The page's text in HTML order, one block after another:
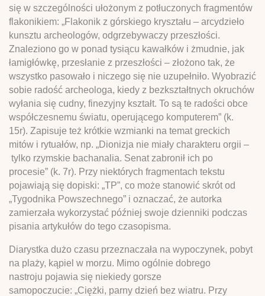
się w szczególności ułożonym z potłuczonych fragmentów
flakonikiem: „Flakonik z górskiego kryształu – arcydzieło
kunsztu archeologów, odgrzebywaczy przeszłości.
Znaleziono go w ponad tysiącu kawałków i żmudnie, jak
łamigłówkę, przesłanie z przeszłości – złożono tak, że
wszystko pasowało i niczego się nie uzupełniło. Wyobrazić
sobie radość archeologa, kiedy z bezkształtnych okruchów
wyłania się cudny, finezyjny kształt. To są te radości obce
współczesnemu światu, operującego komputerem” (k.
15r). Zapisuje też krótkie wzmianki na temat greckich
mitów i rytuałów, np. „Dionizja nie miały charakteru orgii –
tylko rzymskie bachanalia. Senat zabronił ich po
procesie” (k. 7r). Przy niektórych fragmentach tekstu
pojawiają się dopiski: „TP”, co może stanowić skrót od
„Tygodnika Powszechnego” i oznaczać, że autorka
zamierzała wykorzystać później swoje dzienniki podczas
pisania artykułów do tego czasopisma.
Diarystka dużo czasu przeznaczała na wypoczynek, pobyt
na plaży, kąpiel w morzu. Mimo ogólnie dobrego
nastroju pojawia się niekiedy gorsze
samopoczucie: „Ciężki, parny dzień bez wiatru. Przy